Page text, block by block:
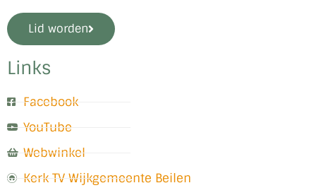
Lid worden
Links
Facebook
YouTube
Webwinkel
Kerk TV Wijkgemeente Beilen